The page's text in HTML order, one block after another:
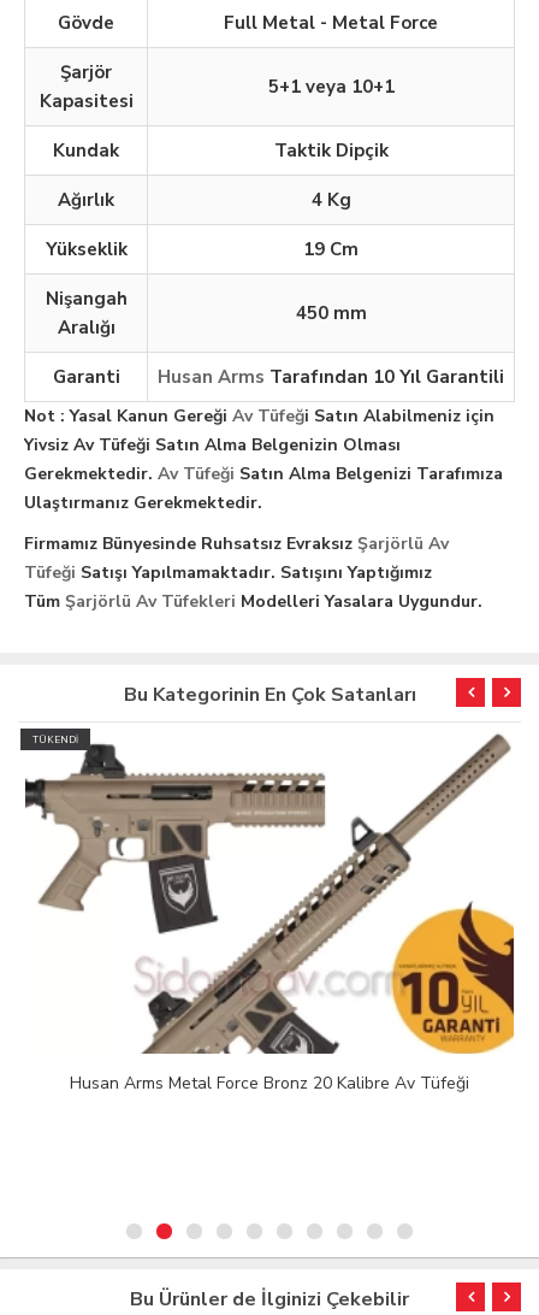
Gövde Full Metal - Metal Force
Şarjör
Kapasitesi
5+1 veya 10+1
Kundak Taktik Dipçik
Ağırlık 4 Kg
Yükseklik 19 Cm
Nişangah
Aralığı
450 mm
Garanti Husan Arms Tarafından 10 Yıl Garantili
Not : Yasal Kanun Gereği Av Tüfeği Satın Alabilmeniz için
Yivsiz Av Tüfeği Satın Alma Belgenizin Olması
Gerekmektedir. Av Tüfeği Satın Alma Belgenizi Tarafımıza
Ulaştırmanız Gerekmektedir.
Firmamız Bünyesinde Ruhsatsız Evraksız Şarjörlü Av
Tüfeği Satışı Yapılmamaktadır. Satışını Yaptığımız
Tüm Şarjörlü Av Tüfekleri Modelleri Yasalara Uygundur.
Bu Kategorinin En Çok Satanları
TÜKENDİ
Husan Arms Metal Force Bronz 20 Kalibre Av Tüfeği
Bu Ürünler de İlginizi Çekebilir